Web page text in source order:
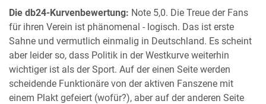
Die db24-Kurvenbewertung: Note 5,0. Die Treue der Fans
für ihren Verein ist phänomenal - logisch. Das ist erste
Sahne und vermutlich einmalig in Deutschland. Es scheint
aber leider so, dass Politik in der Westkurve weiterhin
wichtiger ist als der Sport. Auf der einen Seite werden
scheidende Funktionäre von der aktiven Fanszene mit
einem Plakt gefeiert (wofür?), aber auf der anderen Seite